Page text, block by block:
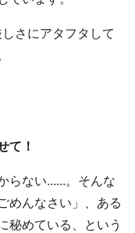
さにアタフタして
て！
らない......。そんな
めんなさい」、ある
秘めている、という